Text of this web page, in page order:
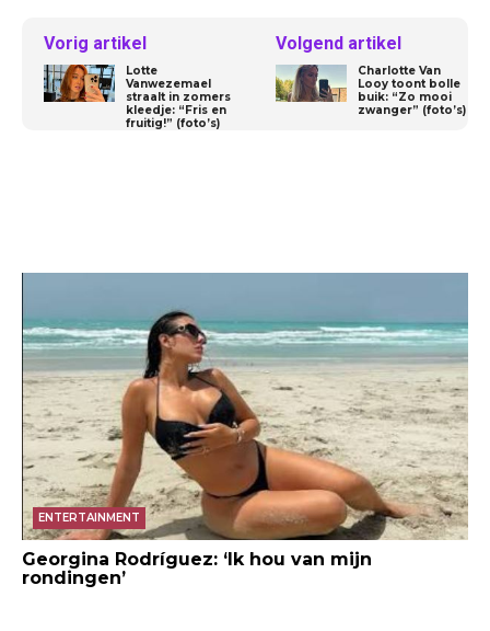
Vorig artikel
Lotte
Vanwezemael
straalt in zomers
kleedje: “Fris en
fruitig!” (foto’s)
Volgend artikel
Charlotte Van
Looy toont bolle
buik: “Zo mooi
zwanger” (foto’s)
ENTERTAINMENT
Georgina Rodríguez: ‘Ik hou van mijn
rondingen’